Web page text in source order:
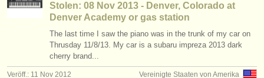
Stolen: 08 Nov 2013 - Denver, Colorado at
Denver Academy or gas station
The last time I saw the piano was in the trunk of my car on
Thrusday 11/8/13. My car is a subaru impreza 2013 dark
cherry brand...
Vereinigte Staaten von Amerika
Veröff.: 11 Nov 2012